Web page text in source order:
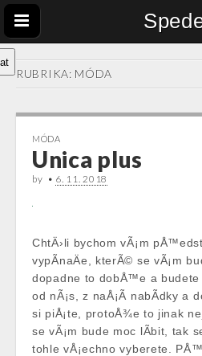
RUBRIKA: MÓDA
MÓDA
Unica plus
by • 6. 11. 2018
ChtÄ›li bychom vÃ¡m
vypÃ­naÄe, kterÃ© se vÃ¡m
dopadne to dobÅ™e a budete
od nÃ¡s, z naÅ¡Ã­ nabÃ­dky a
si piÅ¡te, protoÅ¾e to jinak
se vÃ¡m bude moc lÃ­bit, tak
tohle vÅ¡echno vyberete.